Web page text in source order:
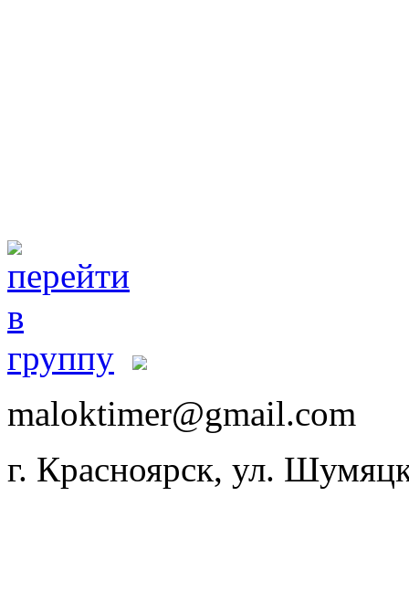
maloktimer@gmail.com
г. Красноярск, ул.